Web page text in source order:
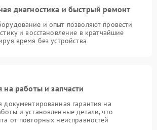
диагностика и быстрый ремонт
и опыт позволяют провести
и восстановление в кратчайшие
время без устройства
на работы и запчасти
документированная гарантия на
и установленные детали, что
от повторных неисправностей